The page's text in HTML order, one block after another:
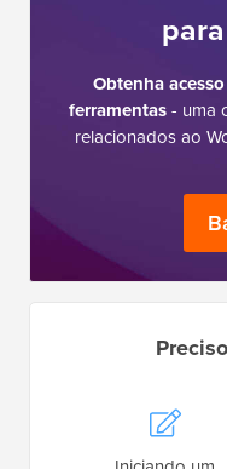
Obtenha
ferramentas- uma
relacionados ao